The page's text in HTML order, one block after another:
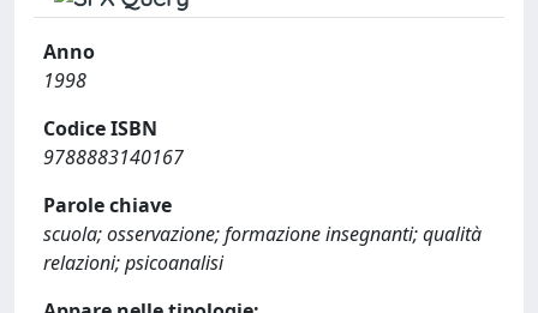
Anno
1998
Codice ISBN
9788883140167
Parole chiave
scuola; osservazione; formazione insegnanti; qualità
relazioni; psicoanalisi